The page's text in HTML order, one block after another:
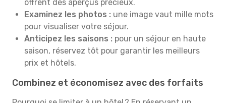
offrent des aperçus précieux.
Examinez les photos : une image vaut mille mots
pour visualiser votre séjour.
Anticipez les saisons : pour un séjour en haute
saison, réservez tôt pour garantir les meilleurs
prix et hôtels.
Combinez et économisez avec des forfaits